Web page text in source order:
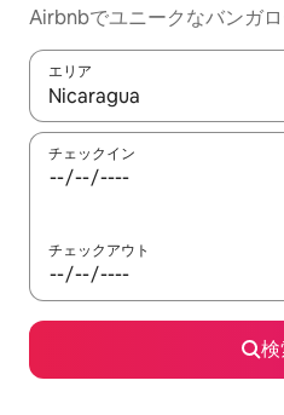
Airbnbでユニークなバンガ
エリア
検索結果が表示されたら、上
チェックイン
チェックアウト